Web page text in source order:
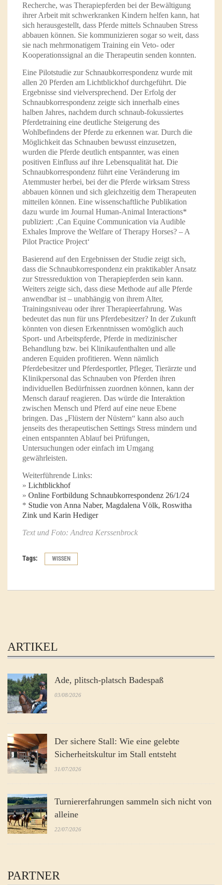
Recherche, was Therapiepferden bei der Bewältigung
ihrer Arbeit mit schwerkranken Kindern helfen kann, hat
sich herausgestellt, dass Pferde mittels Schnauben Stress
abbauen können. Sie kommunizieren sogar so weit, dass
sie nach mehrmonatigem Training ein Veto- oder
Kooperationssignal an die Therapeutin senden konnten.
Eine Pilotstudie zur Schnaubkorrespondenz wurde mit
allen 20 Pferden am Lichtblickhof durchgeführt. Die
Ergebnisse sind vielversprechend. Der Erfolg der
Schnaubkorrespondenz zeigte sich innerhalb eines
halben Jahres, nachdem durch schnaub-fokussiertes
Pferdetraining eine deutliche Steigerung des
Wohlbefindens der Pferde zu erkennen war. Durch die
Möglichkeit das Schnauben bewusst einzusetzen,
wurden die Pferde deutlich entspannter, was einen
positiven Einfluss auf ihre Lebensqualität hat. Die
Schnaubkorrespondenz führt eine Veränderung im
Atemmuster herbei, bei der die Pferde wirksam Stress
abbauen können und sich gleichzeitig dem Therapeuten
mitteilen können. Eine wissenschaftliche Publikation
dazu wurde im Journal Human-Animal Interactions*
publiziert: ‚Can Equine Communication via Audible
Exhales Improve the Welfare of Therapy Horses? – A
Pilot Practice Project‘
Basierend auf den Ergebnissen der Studie zeigt sich,
dass die Schnaubkorrespondenz ein praktikabler Ansatz
zur Stressreduktion von Therapiepferden sein kann.
Weiters zeigte sich, dass diese Methode auf alle Pferde
anwendbar ist – unabhängig von ihrem Alter,
Trainingsniveau oder ihrer Therapieerfahrung. Was
bedeutet das nun für uns Pferdebesitzer? In der Zukunft
könnten von diesen Erkenntnissen womöglich auch
Sport- und Arbeitspferde, Pferde in medizinischer
Behandlung bzw. bei Klinikaufenthalten und alle
anderen Equiden profitieren. Wenn nämlich
Pferdebesitzer und Pferdesportler, Pfleger, Tierärzte und
Klinikpersonal das Schnauben von Pferden ihren
individuellen Bedürfnissen zuordnen können, kann der
Mensch darauf reagieren. Das würde die Interaktion
zwischen Mensch und Pferd auf eine neue Ebene
bringen. Das „Flüstern der Nüstern“ kann also auch
jenseits des therapeutischen Settings Stress mindern und
einen entspannten Ablauf bei Prüfungen,
Untersuchungen oder einfach im Umgang
gewährleisten.
Weiterführende Links:
» Lichtblickhof
» Online Fortbildung Schnaubkorrespondenz 26/1/24
* Studie von Anna Naber, Magdalena Völk, Roswitha
Zink und Karin Hediger
Text und Foto: Andrea Kerssenbrock
Tags: WISSEN
ARTIKEL
Ade, plitsch-platsch Badespaß
03/08/2026
Der sichere Stall: Wie eine gelebte
Sicherheitskultur im Stall entsteht
31/07/2026
Turniererfahrungen sammeln sich nicht von
alleine
22/07/2026
PARTNER